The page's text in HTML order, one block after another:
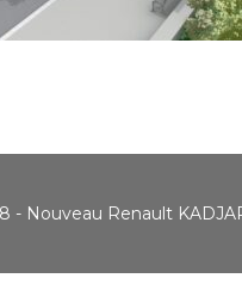
- Nouveau Renault